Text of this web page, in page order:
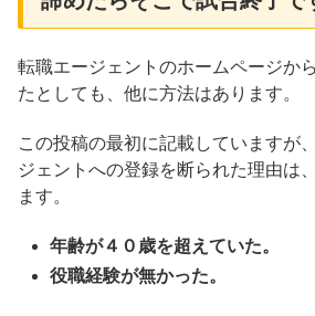
転職エージェントのホームページか
たとしても、他に方法はあります。
この投稿の最初に記載していますが
ジェントへの登録を断られた理由は
ます。
年齢が４０歳を超えていた。
役職経験が無かった。